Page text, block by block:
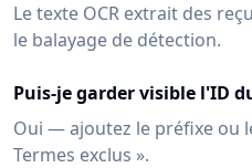
Le texte OCR extrait des
le balayage de détection.
Puis-je garder visible l'ID
Oui — ajoutez le préfixe ou
Termes exclus ».